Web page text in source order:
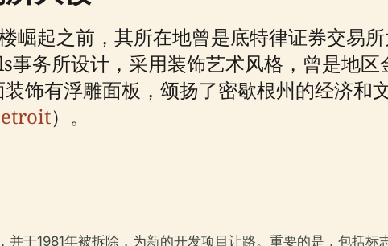
崛起之前，其所在地曾是底特律证券交易
务所设计，采用装饰艺术风格，曾是地区
饰有浮雕面板，颂扬了密歇根州的经济和
）。
于1981年被拆除，为新的开发项目让路。重要的是，包括标